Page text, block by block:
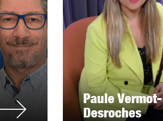
Paule Vermot-
Desroches